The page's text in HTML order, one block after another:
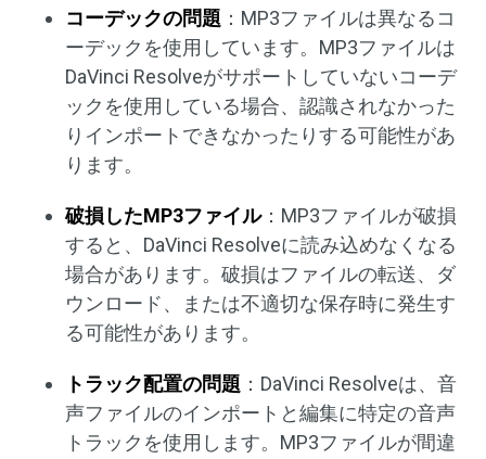
コーデックの問題 ：MP3ファイルは異なるコ
ーデックを使用しています。MP3ファイルは
DaVinci Resolveがサポートしていないコーデ
ックを使用している場合、認識されなかった
りインポートできなかったりする可能性があ
ります。
破損したMP3ファイル：MP3ファイルが破損
すると、DaVinci Resolveに読み込めなくなる
場合があります。破損はファイルの転送、ダ
ウンロード、または不適切な保存時に発生す
る可能性があります。
トラック配置の問題 ：DaVinci Resolveは、音
声ファイルのインポートと編集に特定の音声
トラックを使用します。MP3ファイルが間違